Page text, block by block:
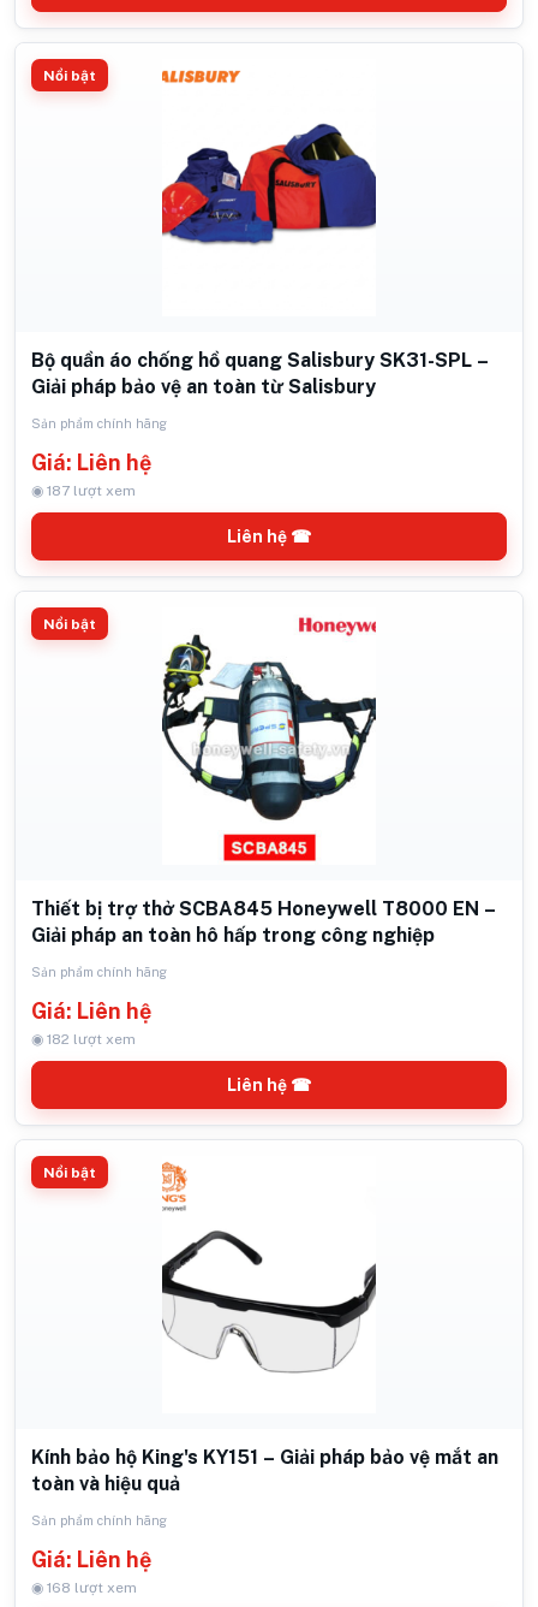
Nổi bật
Bộ quần áo chống hồ quang Salisbury SK31-SPL –
Giải pháp bảo vệ an toàn từ Salisbury
Sản phẩm chính hãng
Giá: Liên hệ
◉ 187 lượt xem
Liên hệ ☎
Nổi bật
Thiết bị trợ thở SCBA845 Honeywell T8000 EN –
Giải pháp an toàn hô hấp trong công nghiệp
Sản phẩm chính hãng
Giá: Liên hệ
◉ 182 lượt xem
Liên hệ ☎
Nổi bật
Kính bảo hộ King's KY151 – Giải pháp bảo vệ mắt an
toàn và hiệu quả
Sản phẩm chính hãng
Giá: Liên hệ
◉ 168 lượt xem